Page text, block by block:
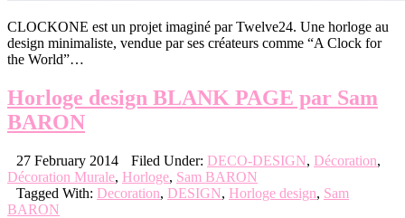
CLOCKONE est un projet imaginé par Twelve24. Une horloge au
design minimaliste, vendue par ses créateurs comme “A Clock for
the World”…
Horloge design BLANK PAGE par Sam
BARON
27 February 2014 Filed Under: DECO-DESIGN, Décoration,
Décoration Murale, Horloge, Sam BARON
Tagged With: Decoration, DESIGN, Horloge design, Sam
BARON